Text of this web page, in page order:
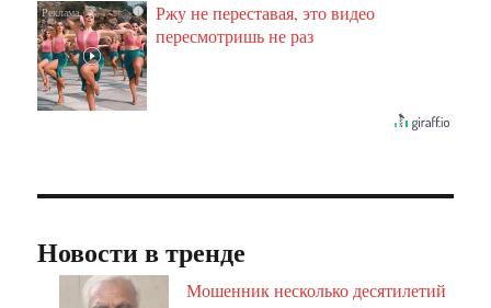
i
Ржу не переставая, это видео
пересмотришь не раз
Новости в тренде
Мошенник несколько десятилетий